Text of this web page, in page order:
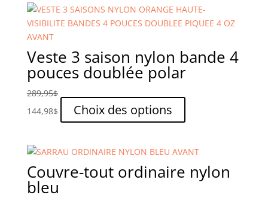
Veste 3 saison nylon bande 4
pouces doublée polar
289,95$
144,98$ Choix des options
produit
plusieurs
Les
Couvre-tout ordinaire nylon
bleu